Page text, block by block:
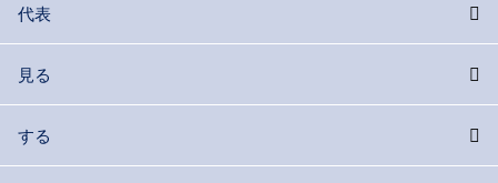
代表
見る
する